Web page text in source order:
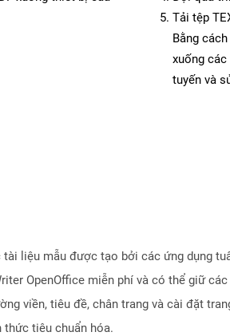
Tải tệp
Bằng
xuống các
tuyến và
liệu mẫu được tạo bởi các ứng dụng
OpenOffice miễn phí và có thể giữ
viền, tiêu đề, chân trang và cài đặt
tiêu chuẩn hóa.